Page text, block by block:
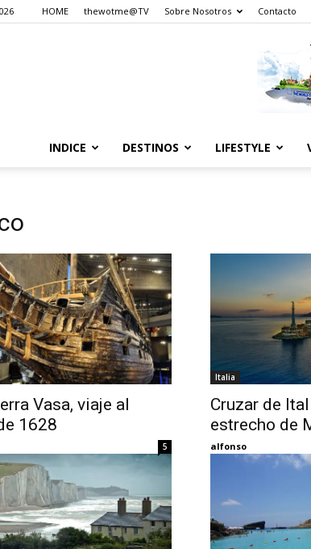
HOME thewotme@TV Sobre Nosotros Contacto
INDICE DESTINOS LIFESTYLE
Vasa, viaje al
1628
5
Italia
Cruzar de
estrecho de
alfonso